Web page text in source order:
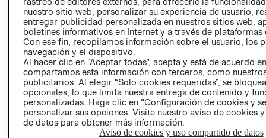
RECLAMOS
Colombia ($)
CAMBIAR REGIÓN
nuestro sitio web, personalizar su experiencia de usuario,
entregar publicidad personalizada en nuestros sitios web,
boletines informativos en Internet y a través de plataformas
Con ese fin, recopilamos información sobre el usuario, los
navegación y el dispositivo.
Al hacer clic en “Aceptar todas”, acepta y está de acuerdo
compartamos esta información con terceros, como
publicitarios. Al elegir “Solo cookies requeridas”, se
opcionales, lo que limita nuestra entrega de contenido y
personalizadas. Haga clic en “Configuración de cookies y
personalizar sus opciones. Visite nuestro aviso de cookies
de datos para obtener más información.
Aviso de cookies y uso compartido de datos